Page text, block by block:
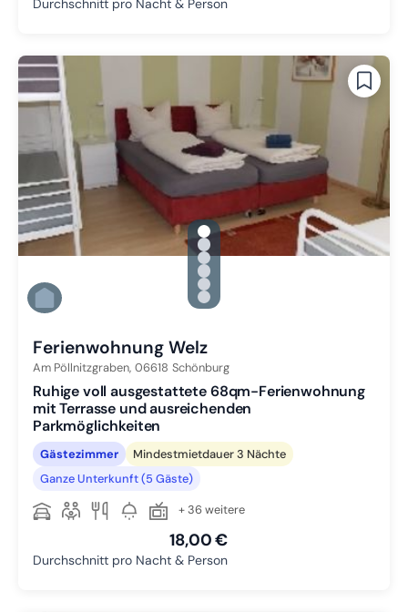
Durchschnitt pro Nacht & Person
gallery.slide_selector
Zu Slide 1 wechseln
Zu Slide 2 wechseln
Zu Slide 3 wechseln
Zu Slide 4 wechseln
Zu Slide 5 wechseln
Zu Slide 6 wechseln
Ferienwohnung Welz
Am Pöllnitzgraben, 06618 Schönburg
Ruhige voll ausgestattete 68qm-Ferienwohnung
mit Terrasse und ausreichenden
Parkmöglichkeiten
Gästezimmer
Mindestmietdauer 3 Nächte
Ganze Unterkunft (5 Gäste)
+ 36 weitere
18,00 €
Durchschnitt pro Nacht & Person